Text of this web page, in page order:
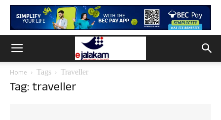
Home Tags Traveller
Tag: traveller